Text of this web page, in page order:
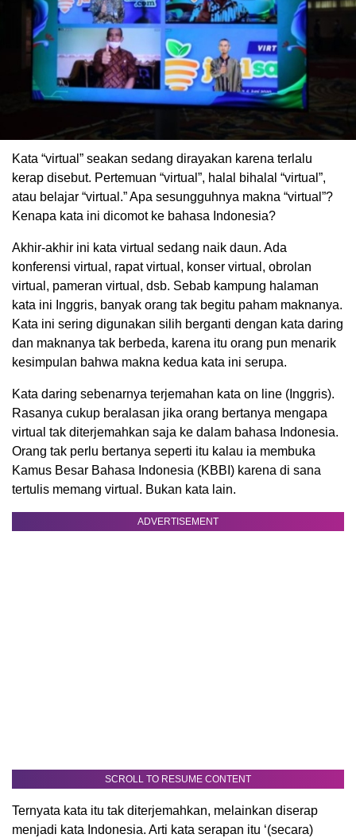
Kata “virtual” seakan sedang dirayakan karena terlalu
kerap disebut. Pertemuan “virtual”, halal bihalal “virtual”,
atau belajar “virtual.” Apa sesungguhnya makna “virtual”?
Kenapa kata ini dicomot ke bahasa Indonesia?
Akhir-akhir ini kata virtual sedang naik daun. Ada
konferensi virtual, rapat virtual, konser virtual, obrolan
virtual, pameran virtual, dsb. Sebab kampung halaman
kata ini Inggris, banyak orang tak begitu paham maknanya.
Kata ini sering digunakan silih berganti dengan kata daring
dan maknanya tak berbeda, karena itu orang pun menarik
kesimpulan bahwa makna kedua kata ini serupa.
Kata daring sebenarnya terjemahan kata on line (Inggris).
Rasanya cukup beralasan jika orang bertanya mengapa
virtual tak diterjemahkan saja ke dalam bahasa Indonesia.
Orang tak perlu bertanya seperti itu kalau ia membuka
Kamus Besar Bahasa Indonesia (KBBI) karena di sana
tertulis memang virtual. Bukan kata lain.
ADVERTISEMENT
SCROLL TO RESUME CONTENT
Ternyata kata itu tak diterjemahkan, melainkan diserap
menjadi kata Indonesia. Arti kata serapan itu ‘(secara)